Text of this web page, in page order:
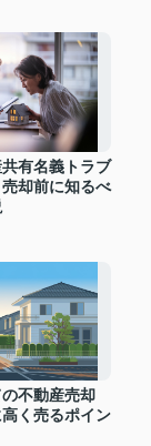
有名義トラブ
却前に知るべ
不動産売却
く売るポイン